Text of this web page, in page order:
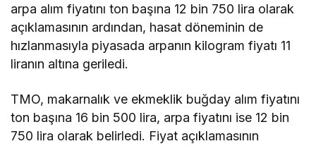
arpa alım fiyatını ton başına 12 bin 750 lira olarak
açıklamasının ardından, hasat döneminin de
hızlanmasıyla piyasada arpanın kilogram fiyatı 11
liranın altına geriledi.
TMO, makarnalık ve ekmeklik buğday alım fiyatını
ton başına 16 bin 500 lira, arpa fiyatını ise 12 bin
750 lira olarak belirledi. Fiyat açıklamasının